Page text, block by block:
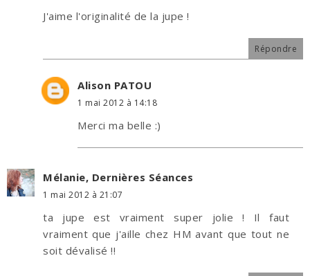
J'aime l'originalité de la jupe !
Répondre
Alison PATOU
1 mai 2012 à 14:18
Merci ma belle :)
Mélanie, Dernières Séances
1 mai 2012 à 21:07
ta jupe est vraiment super jolie ! Il faut
vraiment que j'aille chez HM avant que tout ne
soit dévalisé !!